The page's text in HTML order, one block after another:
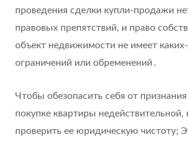
проведения сделки купли-продажи
правовых препятствий, и право
объект недвижимости не имеет
ограничений или обременений․
Чтобы обезопасить себя от
покупке квартиры
проверить ее юридическую чистоту;